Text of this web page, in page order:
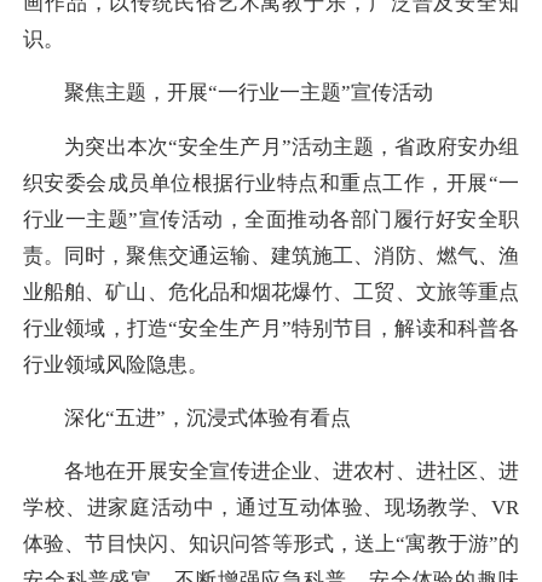
识。
聚焦主题，开展“一行业一主题”宣传活动
为突出本次“安全生产月”活动主题，省政府安办组
织安委会成员单位根据行业特点和重点工作，开展“一
行业一主题”宣传活动，全面推动各部门履行好安全职
责。同时，聚焦交通运输、建筑施工、消防、燃气、渔
业船舶、矿山、危化品和烟花爆竹、工贸、文旅等重点
行业领域，打造“安全生产月”特别节目，解读和科普各
行业领域风险隐患。
深化“五进”，沉浸式体验有看点
各地在开展安全宣传进企业、进农村、进社区、进
学校、进家庭活动中，通过互动体验、现场教学、VR
体验、节目快闪、知识问答等形式，送上“寓教于游”的